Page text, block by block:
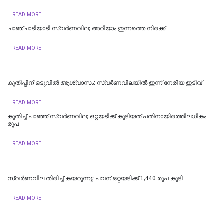
READ MORE
ചാഞ്ചാടിയാടി സ്വർണവില; അറിയാം ഇന്നത്തെ നിരക്ക്
READ MORE
കുതിപ്പിന് ഒടുവില്‍ ആശ്വാസം: സ്വർണവിലയില്‍ ഇന്ന് നേരിയ ഇടിവ്
READ MORE
കുതിച്ച് പാഞ്ഞ് സ്വര്‍ണവില; ഒറ്റയടിക്ക് കൂടിയത് പതിനായിരത്തിലധികം
രൂപ
READ MORE
സ്വര്‍ണവില തിരിച്ച് കയറുന്നു; പവന് ഒറ്റയടിക്ക് 1,440 രൂപ കൂടി
READ MORE